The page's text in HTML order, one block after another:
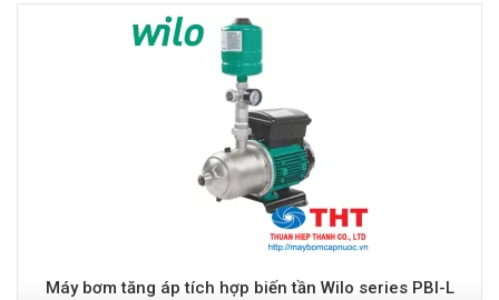
Máy bơm tăng áp tích hợp biến tần Wilo series PBI-L